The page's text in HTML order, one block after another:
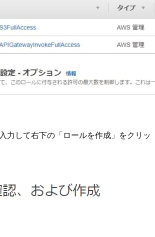
力して右下の「ロールを作成」をクリッ